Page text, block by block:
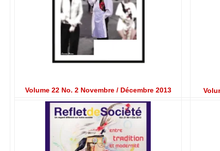
Volume 22 No. 2 Novembre / Décembre 2013